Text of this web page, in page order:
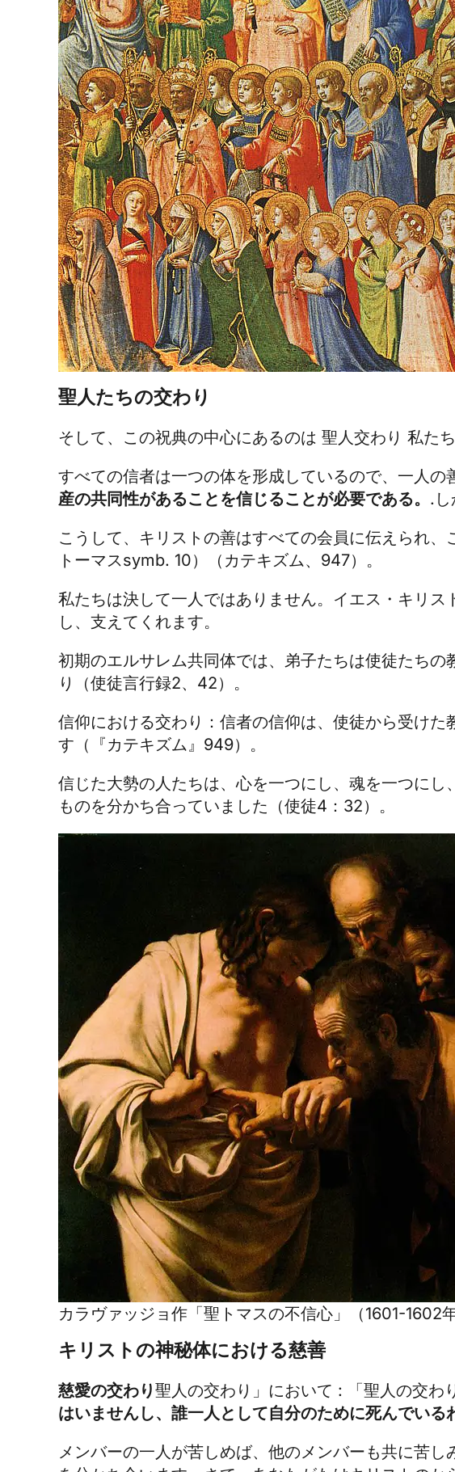
聖人たちの交わり
そして、この祝典の中心にあるのは 聖人交わり 私た
すべての信者は一つの体を形成しているので、一人の
産の共同性があることを信じることが必要である。 .し
こうして、キリストの善はすべての会員に伝えられ
トーマスsymb. 10）（カテキズム、947）。
私たちは決して一人ではありません。イエス・キリ
し、支えてくれます。
初期のエルサレム共同体では、弟子たちは使徒たちの
り（使徒言行録2、42）。
信仰における交わり：信者の信仰は、使徒から受け
す（『カテキズム』949）。
信じた大勢の人たちは、心を一つにし、魂を一つに
ものを分かち合っていました（使徒4：32）。
カラヴァッジョ作「聖トマスの不信心」（1601-1602年
キリストの神秘体における慈善
慈愛の交わり聖人の交わり」において : 「聖人の交わ
はいませんし、誰一人として自分のために死んでいる
メンバーの一人が苦しめば、他のメンバーも共に苦